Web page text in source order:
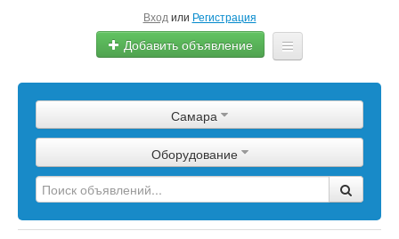
Вход или Регистрация
Добавить объявление
Сырье
Изделия
Оборудование
Самара
Оборудование